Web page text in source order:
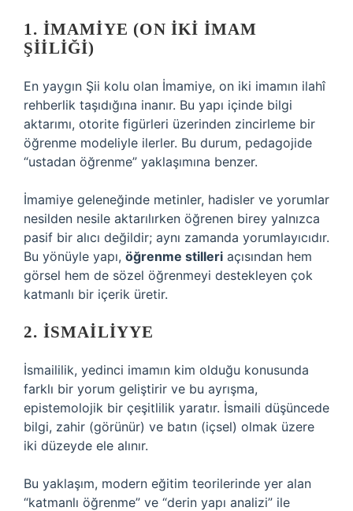
1. İMAMIYE (ON İKI İMAM
ŞIILIĞI)
En yaygın Şii kolu olan İmamiye, on iki imamın ilahî
rehberlik taşıdığına inanır. Bu yapı içinde bilgi
aktarımı, otorite figürleri üzerinden zincirleme bir
öğrenme modeliyle ilerler. Bu durum, pedagojide
“ustadan öğrenme” yaklaşımına benzer.
İmamiye geleneğinde metinler, hadisler ve yorumlar
nesilden nesile aktarılırken öğrenen birey yalnızca
pasif bir alıcı değildir; aynı zamanda yorumlayıcıdır.
Bu yönüyle yapı, öğrenme stilleri açısından hem
görsel hem de sözel öğrenmeyi destekleyen çok
katmanlı bir içerik üretir.
2. İSMAILIYYE
İsmaililik, yedinci imamın kim olduğu konusunda
farklı bir yorum geliştirir ve bu ayrışma,
epistemolojik bir çeşitlilik yaratır. İsmaili düşüncede
bilgi, zahir (görünür) ve batın (içsel) olmak üzere
iki düzeyde ele alınır.
Bu yaklaşım, modern eğitim teorilerinde yer alan
“katmanlı öğrenme” ve “derin yapı analizi” ile